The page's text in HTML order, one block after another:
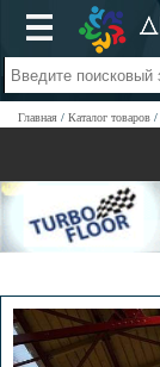
Главная Каталог товаров